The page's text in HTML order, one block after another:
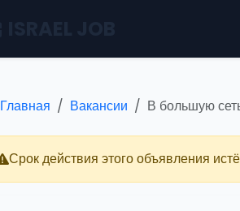
Главная Вакансии В большую
Срок действия этого объявления